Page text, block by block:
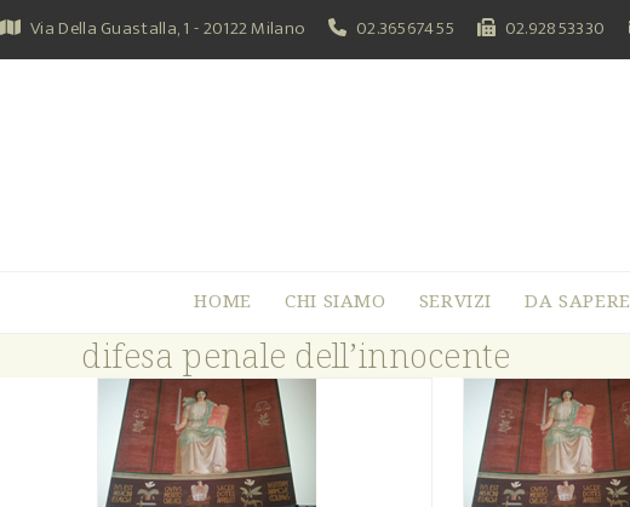
Skip
to
content
Via Della Guastalla, 1 - 20122 Milano 02.36567455 02.92853330
HOME CHI SIAMO SERVIZI DA SAPERE
difesa penale dell’innocente